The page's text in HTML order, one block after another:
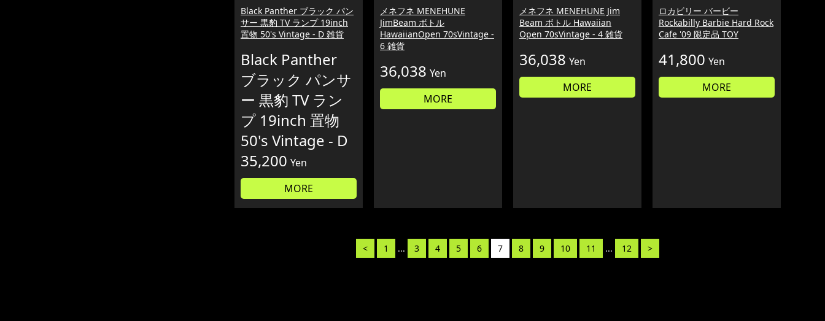
Black Panther ブラック パン
サー 黒豹 TV ランプ 19inch
置物 50's Vintage - D 雑貨
Black Panther
ブラック パンサ
ー 黒豹 TV ラン
プ 19inch 置物
50's Vintage - D
35,200 Yen
MORE
メネフネ MENEHUNE
JimBeam ボトル
HawaiianOpen 70sVintage -
6 雑貨
36,038 Yen
MORE
メネフネ MENEHUNE Jim
Beam ボトル Hawaiian
Open 70sVintage - 4 雑貨
36,038 Yen
MORE
ロカビリー バービー
Rockabilly Barbie Hard Rock
Cafe '09 限定品 TOY
41,800 Yen
MORE
< 1 ... 3 4 5 6 7 8 9 10 11 ... 12 >